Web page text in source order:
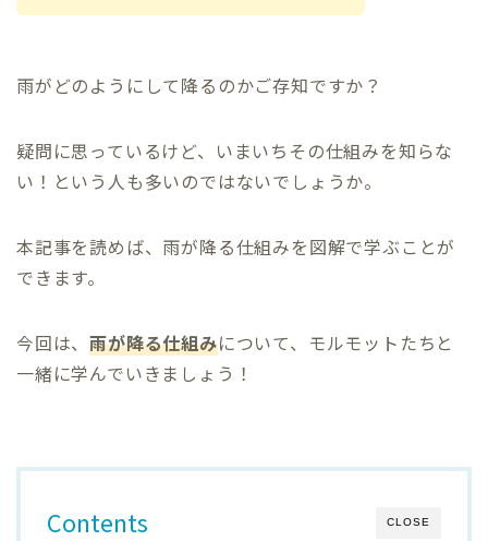
雨がどのようにして降るのかご存知ですか？
疑問に思っているけど、いまいちその仕組みを知らな
い！という人も多いのではないでしょうか。
本記事を読めば、雨が降る仕組みを図解で学ぶことが
できます。
今回は、雨が降る仕組みについて、モルモットたちと
一緒に学んでいきましょう！
CLOSE
Contents